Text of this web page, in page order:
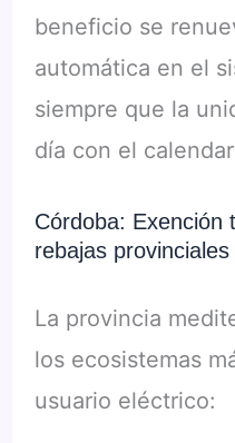
beneficio se
automática en el
siempre que la
día con el
Córdoba: Exención
rebajas provinciales
La provincia
los ecosistemas
usuario eléctrico: